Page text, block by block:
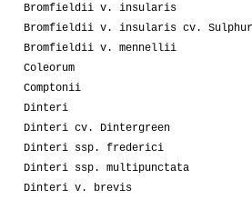
Bromfieldii v. insularis
Bromfieldii v. insularis cv.
Bromfieldii v. mennellii
Coleorum
Comptonii
Dinteri
Dinteri cv. Dintergreen
Dinteri ssp. frederici
Dinteri ssp. multipunctata
Dinteri v. brevis